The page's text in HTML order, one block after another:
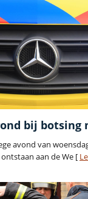
bij
avond van
aan de We [